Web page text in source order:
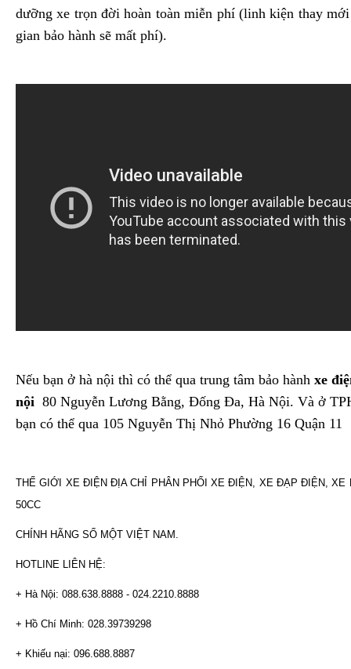
dưỡng xe trọn đời hoàn toàn miễn phí (linh kiện thay
gian bảo hành sẽ mất phí).
Nếu bạn ở hà nội thì có thể qua trung tâm bảo hành xe
nội 80 Nguyễn Lương Bằng, Đống Đa, Hà Nội. Và ở
bạn có thể qua 105 Nguyễn Thị Nhỏ Phường 16 Quận 11
THẾ GIỚI XE ĐIỆN ĐỊA CHỈ PHÂN PHỐI XE ĐIỆN, XE ĐẠP ĐIỆN, XE
50CC
CHÍNH HÃNG SỐ MỘT VIỆT NAM.
HOTLINE LIÊN HỆ:
+ Hà Nội: 088.638.8888 - 024.2210.8888
+ Hồ Chí Minh: 028.39739298
+ Khiếu nại: 096.688.8887